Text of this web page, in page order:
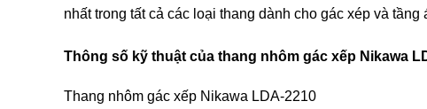
nhất trong tất cả các loại thang dành cho gác xép và tầng
Thông số kỹ thuật của thang nhôm gác xếp Nikawa
Thang nhôm gác xếp Nikawa LDA-2210